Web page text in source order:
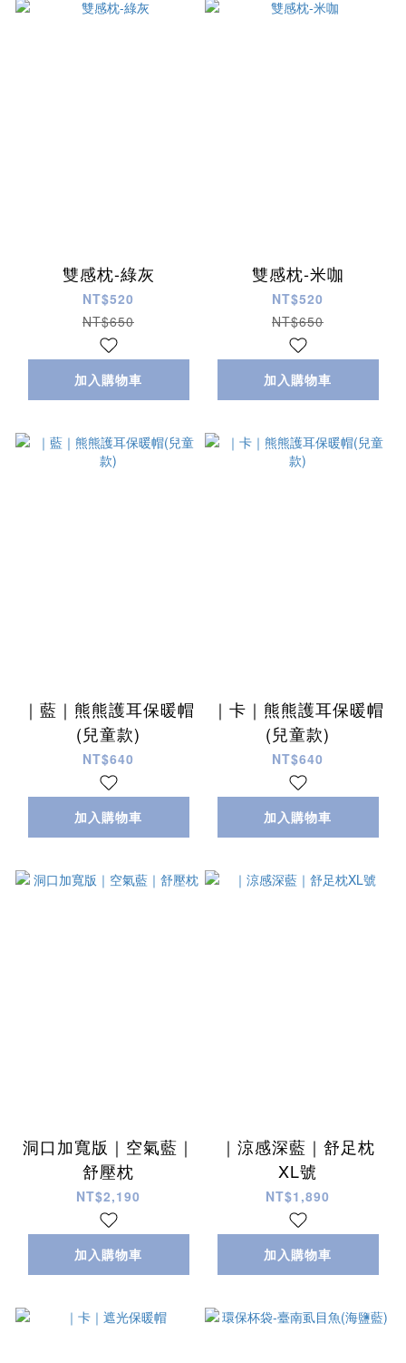
雙感枕-綠灰
NT$520
NT$650
加入購物車
雙感枕-米咖
NT$520
NT$650
加入購物車
｜藍｜熊熊護耳保暖帽
(兒童款)
NT$640
加入購物車
｜卡｜熊熊護耳保暖帽
(兒童款)
NT$640
加入購物車
洞口加寬版｜空氣藍｜
舒壓枕
NT$2,190
加入購物車
｜涼感深藍｜舒足枕
XL號
NT$1,890
加入購物車